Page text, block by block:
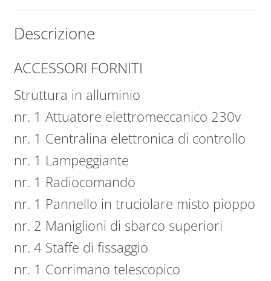
Descrizione
ACCESSORI FORNITI
Struttura in alluminio
nr. 1 Attuatore elettromeccanico 230v
nr. 1 Centralina elettronica di controllo
nr. 1 Lampeggiante
nr. 1 Radiocomando
nr. 1 Pannello in truciolare misto pioppo
nr. 2 Maniglioni di sbarco superiori
nr. 4 Staffe di fissaggio
nr. 1 Corrimano telescopico